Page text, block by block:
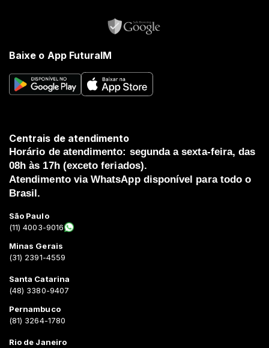
Baixe o App FuturaIM
Centrais de atendimento
Horário de atendimento: segunda a sexta-feira, das
08h às 17h (exceto feriados).
Atendimento via WhatsApp disponível para todo o
Brasil.
São Paulo
(11) 4003-9016
Minas Gerais
(31) 2391-4559
Santa Catarina
(48) 3380-9407
Pernambuco
(81) 3264-1780
Rio de Janeiro